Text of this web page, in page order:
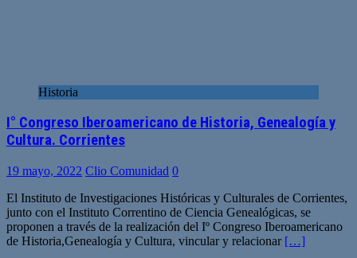
Historia
I° Congreso Iberoamericano de Historia, Genealogía y
Cultura. Corrientes
19 mayo, 2022 Clio Comunidad 0
El Instituto de Investigaciones Históricas y Culturales de Corrientes,
junto con el Instituto Correntino de Ciencia Genealógicas, se
proponen a través de la realización del Iº Congreso Iberoamericano
de Historia,Genealogía y Cultura, vincular y relacionar […]